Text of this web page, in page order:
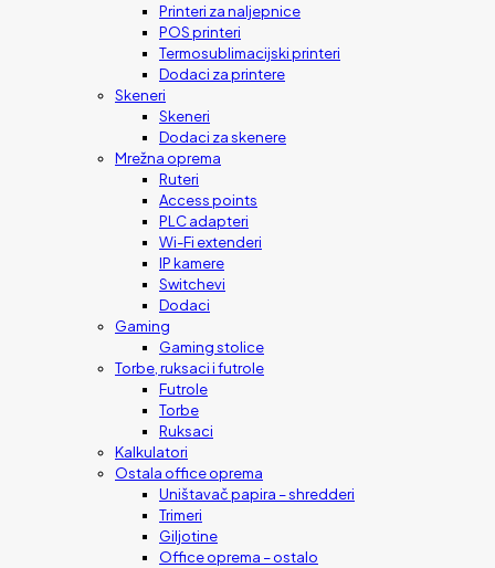
Printeri za naljepnice
POS printeri
Termosublimacijski printeri
Dodaci za printere
Skeneri
Skeneri
Dodaci za skenere
Mrežna oprema
Ruteri
Access points
PLC adapteri
Wi-Fi extenderi
IP kamere
Switchevi
Dodaci
Gaming
Gaming stolice
Torbe, ruksaci i futrole
Futrole
Torbe
Ruksaci
Kalkulatori
Ostala office oprema
Uništavač papira – shredderi
Trimeri
Giljotine
Office oprema – ostalo